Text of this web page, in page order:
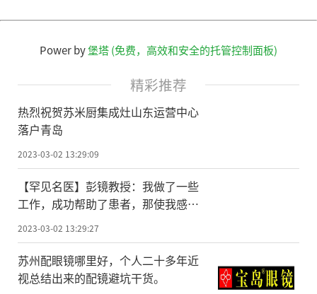
Power by堡塔 (免费，高效和安全的托管控制面板)
精彩推荐
热烈祝贺苏米厨集成灶山东运营中心
落户青岛
2023-03-02 13:29:09
【罕见名医】彭镜教授：我做了一些
工作，成功帮助了患者，那使我感到
2023-03-02 13:29:27
苏州配眼镜哪里好，个人二十多年近
视总结出来的配镜避坑干货。